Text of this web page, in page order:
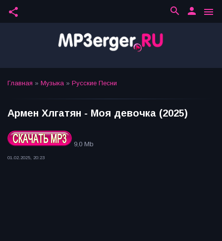
share menu
person
search
Главная » Музыка » Русские Песни
Армен Хлгатян - Моя девочка (2025)
9,0 Mb
01.02.2025, 20:23